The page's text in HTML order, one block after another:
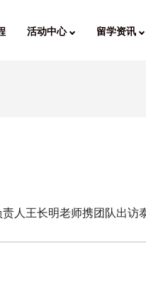
活动中心 留学资讯
人王长明老师携团队出